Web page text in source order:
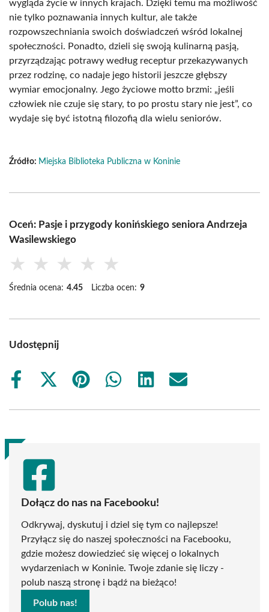
wygląda życie w innych krajach. Dzięki temu ma możliwość
nie tylko poznawania innych kultur, ale także
rozpowszechniania swoich doświadczeń wśród lokalnej
społeczności. Ponadto, dzieli się swoją kulinarną pasją,
przyrządzając potrawy według receptur przekazywanych
przez rodzinę, co nadaje jego historii jeszcze głębszy
wymiar emocjonalny. Jego życiowe motto brzmi: „jeśli
człowiek nie czuje się stary, to po prostu stary nie jest”, co
wydaje się być istotną filozofią dla wielu seniorów.
Źródło: Miejska Biblioteka Publiczna w Koninie
Oceń: Pasje i przygody konińskiego seniora Andrzeja
Wasilewskiego
★ ★ ★ ★ ★
Średnia ocena: 4.45 Liczba ocen: 9
Udostępnij
Share
Share
(Twitter)
Share
Share
Share
Share
Dołącz do nas na Facebooku!
Odkrywaj, dyskutuj i dziel się tym co najlepsze!
Przyłącz się do naszej społeczności na Facebooku,
gdzie możesz dowiedzieć się więcej o lokalnych
wydarzeniach w Koninie. Twoje zdanie się liczy -
polub naszą stronę i bądź na bieżąco!
Polub nas!